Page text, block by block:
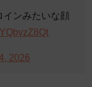
インみたいな顔
2026